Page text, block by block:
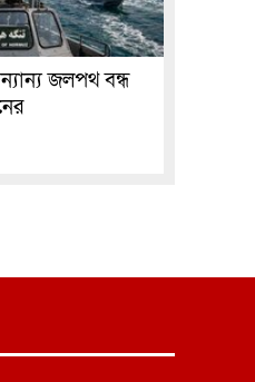
জলপথ বন্ধ